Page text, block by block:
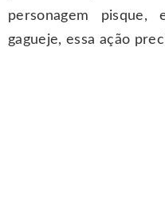
personagem pisque,
gagueje, essa ação